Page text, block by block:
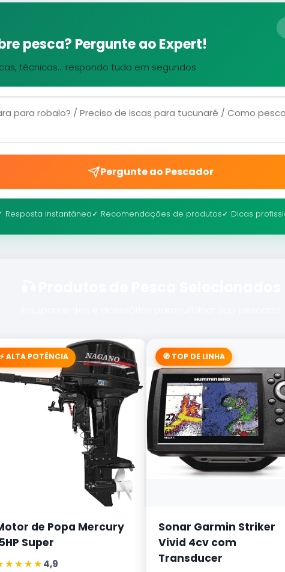
pesca? Pergunte ao Expert!
técnicas... respondo tudo em segundos
Pergunte ao Pescador
Resposta instantânea✓ Recomendações de produtos✓ Dicas
⚡ ALTA POTÊNCIA
de Popa Mercury
Super
4,9
🧭 TOP DE LINHA
Sonar Garmin Striker
Vivid 4cv com
Transducer